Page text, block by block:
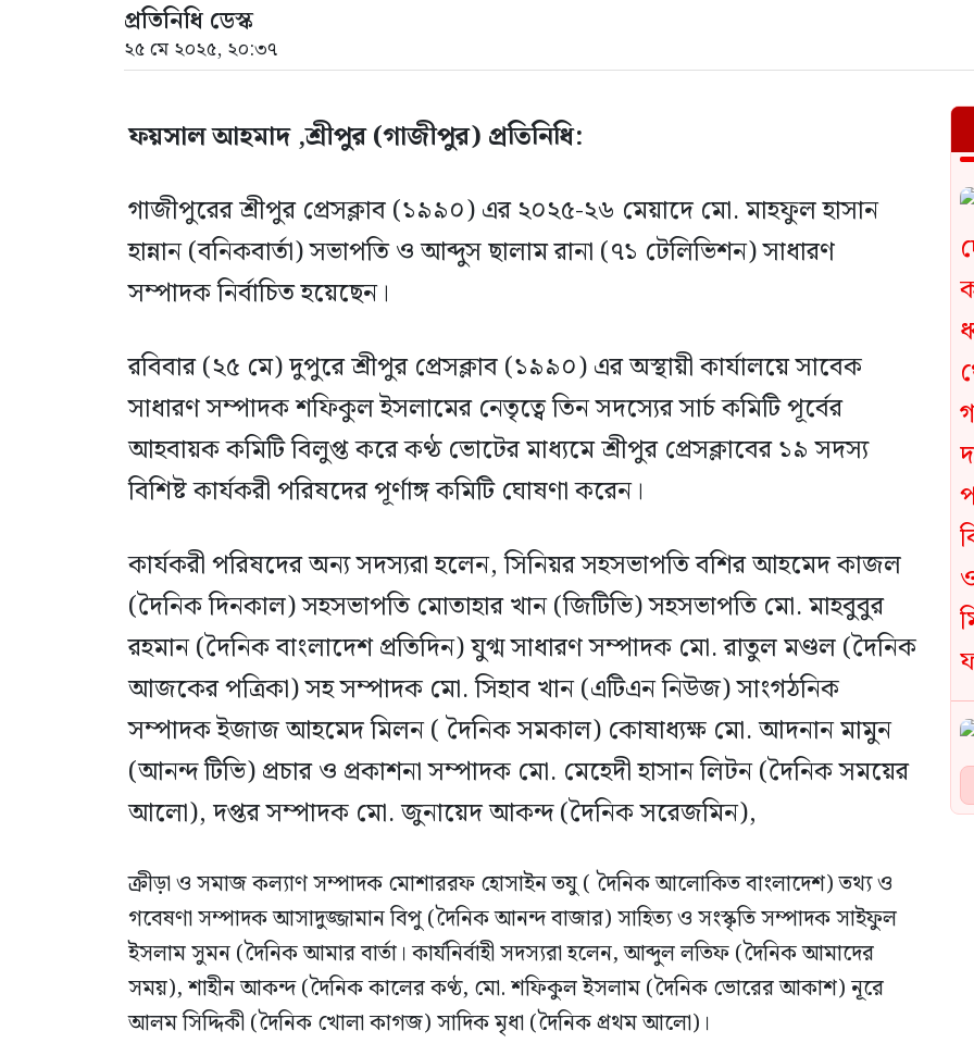
প্রতিনিধি ডেস্ক
২৫ মে ২০২৫, ২০:৩৭
ফয়সাল আহমাদ ,শ্রীপুর (গাজীপুর) প্রতিনিধি:
গাজীপুরের শ্রীপুর প্রেসক্লাব (১৯৯০) এর ২০২৫-২৬ মেয়াদে মো. মাহফুল হাসান
হান্নান (বনিকবার্তা) সভাপতি ও আব্দুস ছালাম রানা (৭১ টেলিভিশন) সাধারণ
সম্পাদক নির্বাচিত হয়েছেন।
রবিবার (২৫ মে) দুপুরে শ্রীপুর প্রেসক্লাব (১৯৯০) এর অস্থায়ী কার্যালয়ে সাবেক
সাধারণ সম্পাদক শফিকুল ইসলামের নেতৃত্বে তিন সদস্যের সার্চ কমিটি পূর্বের
আহবায়ক কমিটি বিলুপ্ত করে কণ্ঠ ভোটের মাধ্যমে শ্রীপুর প্রেসক্লাবের ১৯ সদস্য
বিশিষ্ট কার্যকরী পরিষদের পূর্ণাঙ্গ কমিটি ঘোষণা করেন।
কার্যকরী পরিষদের অন্য সদস্যরা হলেন, সিনিয়র সহসভাপতি বশির আহমেদ কাজল
(দৈনিক দিনকাল) সহসভাপতি মোতাহার খান (জিটিভি) সহসভাপতি মো. মাহবুবুর
রহমান (দৈনিক বাংলাদেশ প্রতিদিন) যুগ্ম সাধারণ সম্পাদক মো. রাতুল মণ্ডল (দৈনিক
আজকের পত্রিকা) সহ সম্পাদক মো. সিহাব খান (এটিএন নিউজ) সাংগঠনিক
সম্পাদক ইজাজ আহমেদ মিলন ( দৈনিক সমকাল) কোষাধ্যক্ষ মো. আদনান মামুন
(আনন্দ টিভি) প্রচার ও প্রকাশনা সম্পাদক মো. মেহেদী হাসান লিটন (দৈনিক সময়ের
আলো), দপ্তর সম্পাদক মো. জুনায়েদ আকন্দ (দৈনিক সরেজমিন),
ক্রীড়া ও সমাজ কল্যাণ সম্পাদক মোশাররফ হোসাইন তযু ( দৈনিক আলোকিত বাংলাদেশ) তথ্য ও
গবেষণা সম্পাদক আসাদুজ্জামান বিপু (দৈনিক আনন্দ বাজার) সাহিত্য ও সংস্কৃতি সম্পাদক সাইফুল
ইসলাম সুমন (দৈনিক আমার বার্তা। কার্যনির্বাহী সদস্যরা হলেন, আব্দুল লতিফ (দৈনিক আমাদের
সময়), শাহীন আকন্দ (দৈনিক কালের কণ্ঠ, মো. শফিকুল ইসলাম (দৈনিক ভোরের আকাশ) নূরে
আলম সিদ্দিকী (দৈনিক খোলা কাগজ) সাদিক মৃধা (দৈনিক প্রথম আলো)।